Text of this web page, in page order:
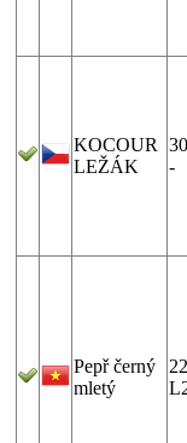
KOCOUR
LEŽÁK
-
Pepř černý
mletý